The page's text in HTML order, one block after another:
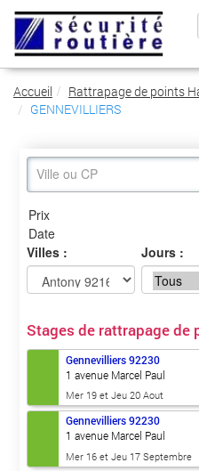
Accueil
Rattrapage de points
GENNEVILLIERS
Villes : Jours :
Stages de rattrapage de
Gennevilliers 92230
1 avenue Marcel Paul
Mer 19 et Jeu 20 Aout
Gennevilliers 92230
1 avenue Marcel Paul
Mer 16 et Jeu 17 Septembre